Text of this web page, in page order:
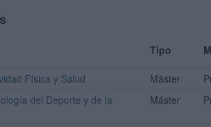
Tipo
Física y Salud
Máster
del Deporte y de la
Máster